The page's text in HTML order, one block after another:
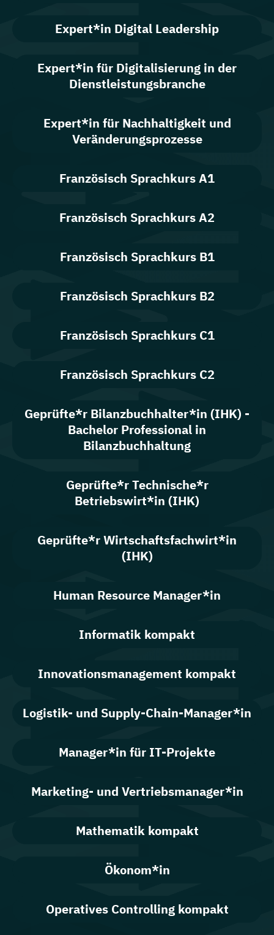
Expert*in Digital Leadership
Expert*in für Digitalisierung in der
Dienstleistungsbranche
Expert*in für Nachhaltigkeit und
Veränderungsprozesse
Französisch Sprachkurs A1
Französisch Sprachkurs A2
Französisch Sprachkurs B1
Französisch Sprachkurs B2
Französisch Sprachkurs C1
Französisch Sprachkurs C2
Geprüfte*r Bilanzbuchhalter*in (IHK) -
Bachelor Professional in
Bilanzbuchhaltung
Geprüfte*r Technische*r
Betriebswirt*in (IHK)
Geprüfte*r Wirtschaftsfachwirt*in
(IHK)
Human Resource Manager*in
Informatik kompakt
Innovationsmanagement kompakt
Logistik- und Supply-Chain-Manager*in
Manager*in für IT-Projekte
Marketing- und Vertriebsmanager*in
Mathematik kompakt
Ökonom*in
Operatives Controlling kompakt